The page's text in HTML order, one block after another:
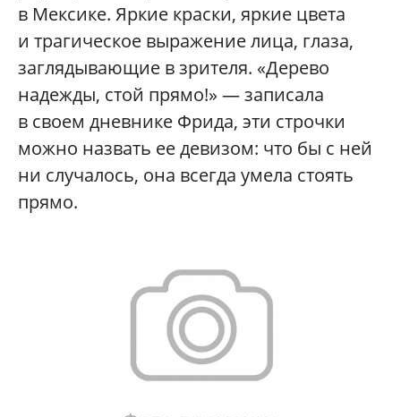
в Мексике. Яркие краски, яркие цвета
и трагическое выражение лица, глаза,
заглядывающие в зрителя. «Дерево
надежды, стой прямо!» — записала
в своем дневнике Фрида, эти строчки
можно назвать ее девизом: что бы с ней
ни случалось, она всегда умела стоять
прямо.